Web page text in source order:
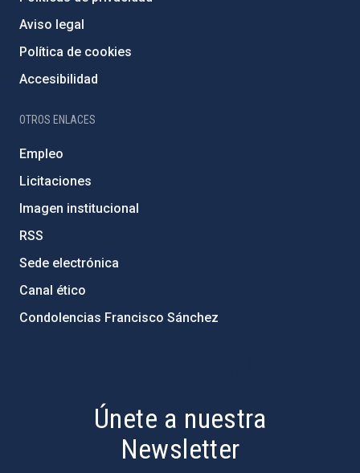
Aviso legal
Política de cookies
Accesibilidad
OTROS ENLACES
Empleo
Licitaciones
Imagen institucional
RSS
Sede electrónica
Canal ético
Condolencias Francisco Sánchez
Únete a nuestra
Newsletter